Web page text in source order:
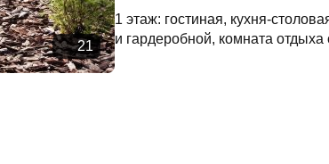
21
1 этаж: гостиная, кухня-
и гардеробной, комната отдыха